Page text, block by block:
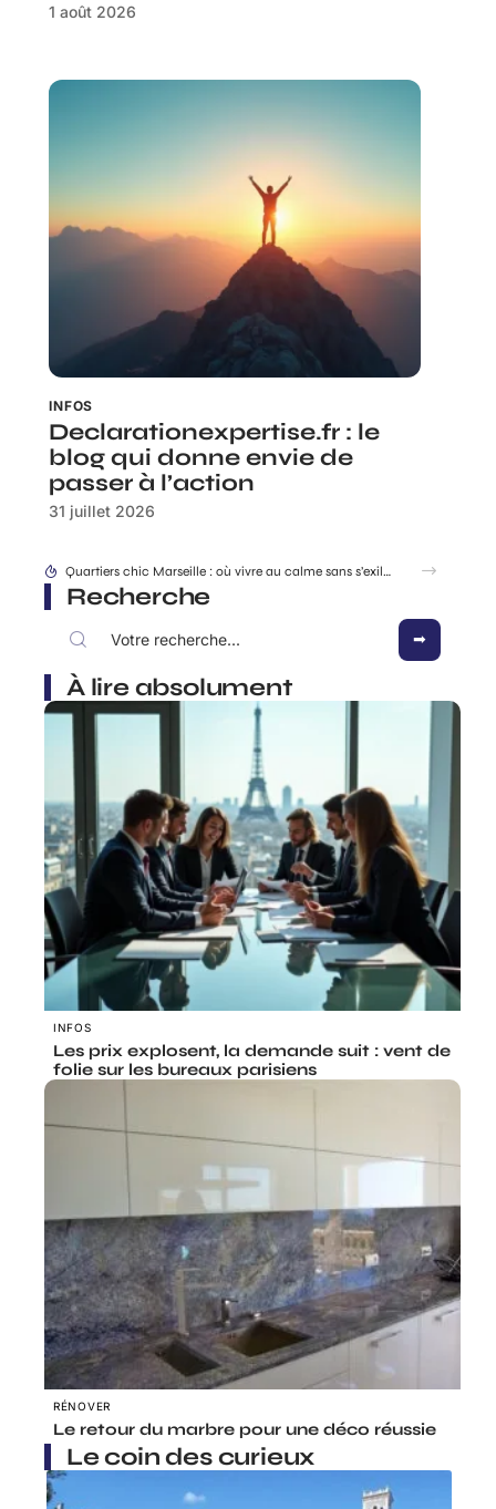
1 août 2026
INFOS
Declarationexpertise.fr : le
blog qui donne envie de
passer à l’action
31 juillet 2026
Quartiers chic Marseille : où vivre au calme sans s’exiler ?
Recherche
À lire absolument
INFOS
Les prix explosent, la demande suit : vent de
folie sur les bureaux parisiens
RÉNOVER
Le retour du marbre pour une déco réussie
Le coin des curieux